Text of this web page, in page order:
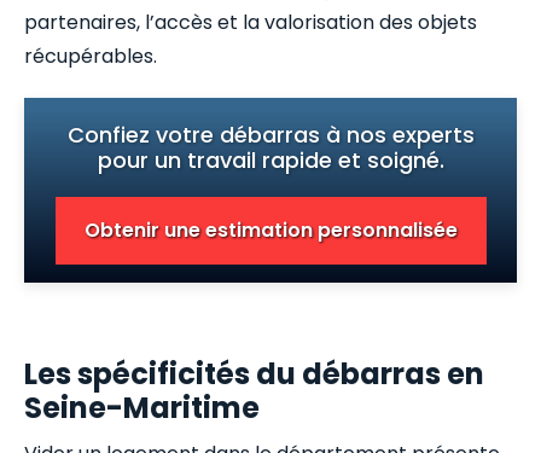
partenaires, l’accès et la valorisation des objets
récupérables.
Confiez votre débarras à nos experts
pour un travail rapide et soigné.
Obtenir une estimation personnalisée
Les spécificités du débarras en
Seine-Maritime